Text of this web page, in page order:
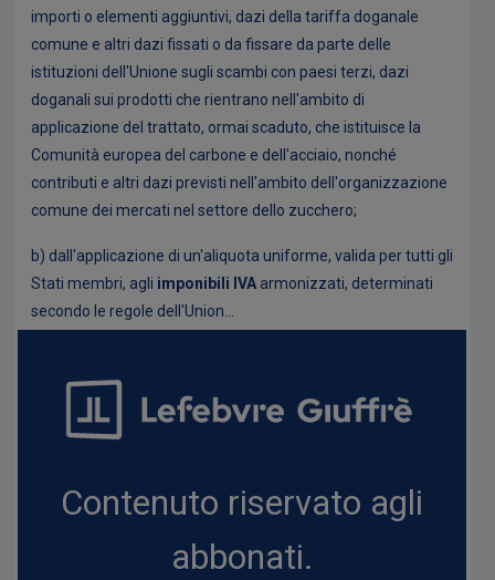
importi o elementi aggiuntivi, dazi della tariffa doganale
comune e altri dazi fissati o da fissare da parte delle
istituzioni dell'Unione sugli scambi con paesi terzi, dazi
doganali sui prodotti che rientrano nell'ambito di
applicazione del trattato, ormai scaduto, che istituisce la
Comunità europea del carbone e dell'acciaio, nonché
contributi e altri dazi previsti nell'ambito dell'organizzazione
comune dei mercati nel settore dello zucchero;
b) dall'applicazione di un'aliquota uniforme, valida per tutti gli
Stati membri, agli imponibili IVA armonizzati, determinati
secondo le regole dell'Union...
Contenuto riservato agli
abbonati.